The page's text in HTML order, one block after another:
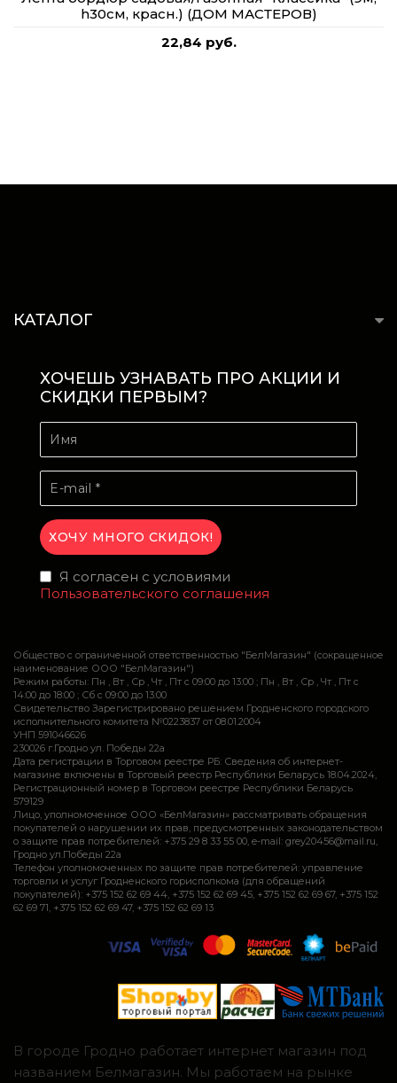
h30см, красн.) (ДОМ МАСТЕРОВ)
22,84 руб.
КАТАЛОГ
ХОЧЕШЬ УЗНАВАТЬ ПРО АКЦИИ И
СКИДКИ ПЕРВЫМ?
Я согласен с условиями
Пользовательского соглашения
Общество с ограниченной ответственностью "БелМагазин" (сокращенное
наименование ООО "БелМагазин")
Режим работы: Пн , Вт , Ср , Чт , Пт c 09:00 до 13:00 ; Пн , Вт , Ср , Чт , Пт c
14:00 до 18:00 ; Сб c 09:00 до 13:00
Свидетельство Зарегистрировано решением Гродненского городского
исполнительного комитета №0223837 от 08.01.2004
УНП 591046626
230026 г.Гродно ул. Победы 22а
Дата регистрации в Торговом реестре РБ: Сведения об интернет-
магазине включены в Торговый реестр Республики Беларусь 18.04.2024,
Регистрационный номер в Торговом реестре Республики Беларусь
579129
Лицо, уполномоченное ООО «БелМагазин» рассматривать обращения
покупателей о нарушении их прав, предусмотренных законодательством
о защите прав потребителей: +375 29 8 33 55 00, e-mail: grey20456@mail.ru,
Гродно ул.Победы 22а
Телефон уполномоченных по защите прав потребителей: управление
торговли и услуг Гродненского горисполкома (для обращений
покупателей): +375 152 62 69 44, +375 152 62 69 45, +375 152 62 69 67, +375 152
62 69 71, +375 152 62 69 47, +375 152 62 69 13
В городе Гродно работает интернет магазин под
названием Белмагазин. Мы работаем на рынке